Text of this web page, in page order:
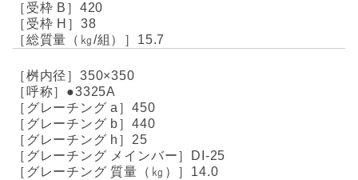
420
38
15.7
350×350
●3325A
450
440
25
DI-25
14.0